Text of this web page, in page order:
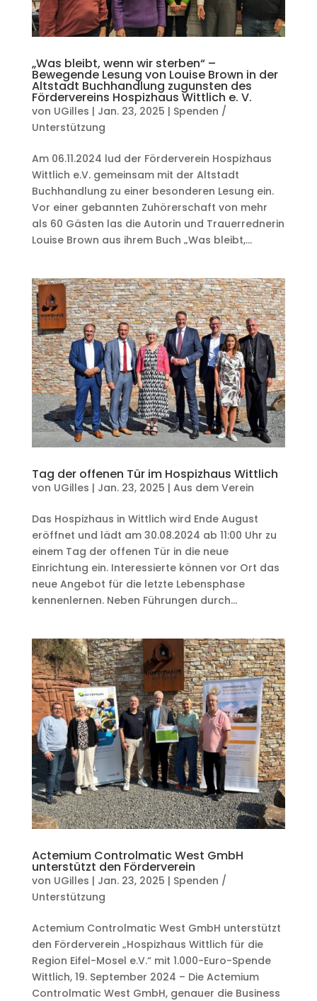
„Was bleibt, wenn wir sterben“ –
Bewegende Lesung von Louise Brown in der
Altstadt Buchhandlung zugunsten des
Fördervereins Hospizhaus Wittlich e. V.
von UGilles | Jan. 23, 2025 | Spenden /
Unterstützung
Am 06.11.2024 lud der Förderverein Hospizhaus
Wittlich e.V. gemeinsam mit der Altstadt
Buchhandlung zu einer besonderen Lesung ein.
Vor einer gebannten Zuhörerschaft von mehr
als 60 Gästen las die Autorin und Trauerrednerin
Louise Brown aus ihrem Buch „Was bleibt,...
Tag der offenen Tür im Hospizhaus Wittlich
von UGilles | Jan. 23, 2025 | Aus dem Verein
Das Hospizhaus in Wittlich wird Ende August
eröffnet und lädt am 30.08.2024 ab 11:00 Uhr zu
einem Tag der offenen Tür in die neue
Einrichtung ein. Interessierte können vor Ort das
neue Angebot für die letzte Lebensphase
kennenlernen. Neben Führungen durch...
Actemium Controlmatic West GmbH
unterstützt den Förderverein
von UGilles | Jan. 23, 2025 | Spenden /
Unterstützung
Actemium Controlmatic West GmbH unterstützt
den Förderverein „Hospizhaus Wittlich für die
Region Eifel-Mosel e.V.“ mit 1.000-Euro-Spende
Wittlich, 19. September 2024 – Die Actemium
Controlmatic West GmbH, genauer die Business